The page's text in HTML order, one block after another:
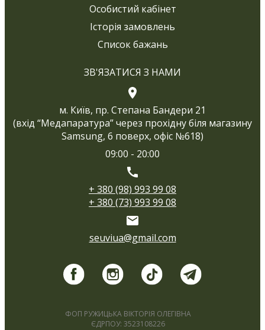
Особистий кабінет
Історія замовлень
Список бажань
ЗВ'ЯЗАТИСЯ З НАМИ
м. Київ, пр. Степана Бандери 21
(вхід “Медапаратура” через прохідну біля магазину
Samsung, 6 поверх, офіс №618)
09:00 - 20:00
+ 380 (98) 993 99 08
+ 380 (73) 993 99 08
seuviua@gmail.com
ФОП РУЖИЦЬКА ВІКТОРІЯ ОЛЕГІВНА
ЄДРПОУ: 3523108226